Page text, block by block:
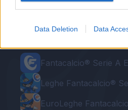
Data Deletion Data
Fantacalcio® Serie A
Leghe Fantacalcio®
EuroLeghe